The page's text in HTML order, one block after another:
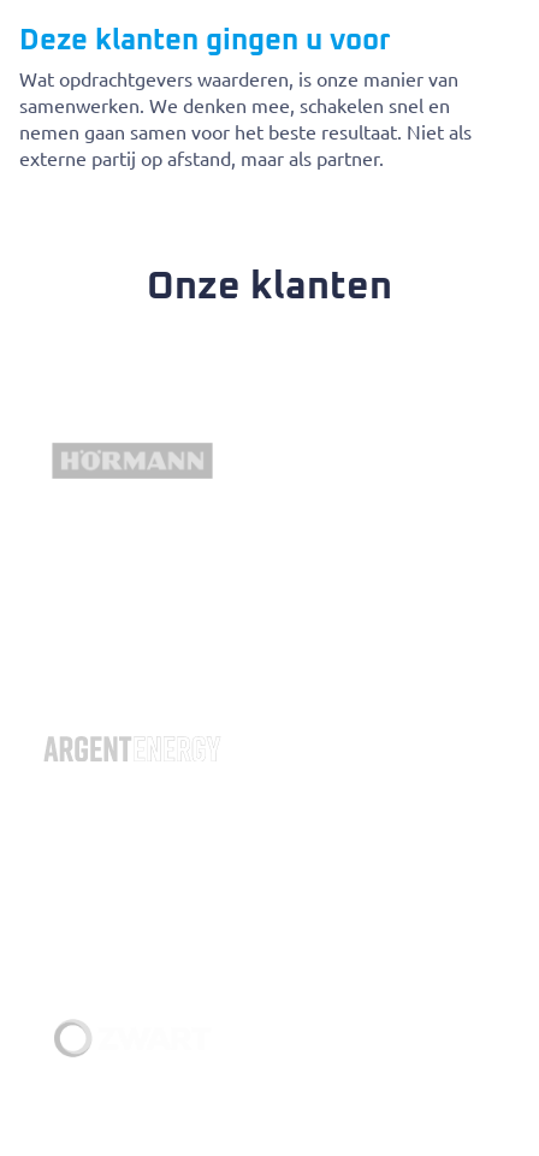
Deze klanten gingen u voor
Wat opdrachtgevers waarderen, is onze manier van
samenwerken. We denken mee, schakelen snel en
nemen gaan samen voor het beste resultaat. Niet als
externe partij op afstand, maar als partner.
Onze klanten